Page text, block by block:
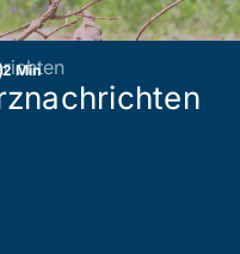
2 Min